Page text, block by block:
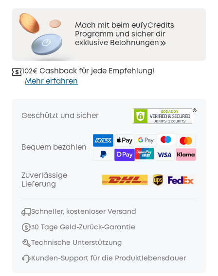
Mach mit beim eufyCredits
Programm und sicher dir
exklusive Belohnungen
102€ Cashback für jede Empfehlung!
Mehr erfahren
Geschützt und sicher
Bequem bezahlen
Zuverlässige
Lieferung
Schneller, kostenloser Versand
30 Tage Geld-Zurück-Garantie
Technische Unterstützung
Kunden-Support für die Produktlebensdauer